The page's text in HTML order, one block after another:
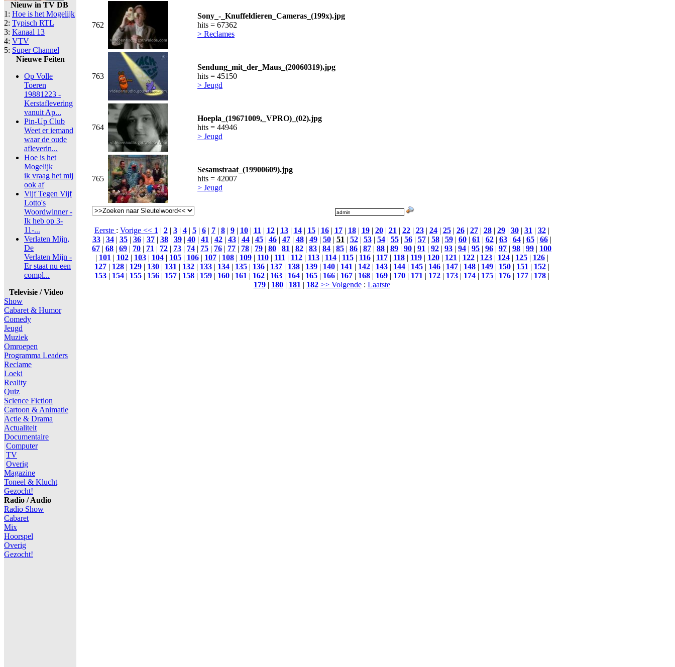
Nieuw in TV DB
1: Hoe is het Mogelijk
2: Typisch RTL
3: Kanaal 13
4: VTV
5: Super Channel
Nieuwe Feiten
Op Volle
Toeren
19881223 -
Kerstaflevering
vanuit Ap...
Pin-Up Club
Weet er iemand
waar de oude
afleverin...
Hoe is het
Mogelijk
ik vraag het mij
ook af
Vijf Tegen Vijf
Lotto's
Woordwinner -
Ik heb op 3-
11-...
Verlaten Mijn,
De
Verlaten Mijn -
Er staat nu een
compl...
Televisie / Video
Show
Cabaret & Humor
Comedy
Jeugd
Muziek
Omroepen
Programma Leaders
Reclame
Loeki
Reality
Quiz
Science Fiction
Cartoon & Animatie
Actie & Drama
Actualiteit
Documentaire
Computer
TV
Overig
Magazine
Toneel & Klucht
Gezocht!
Radio / Audio
Radio Show
Cabaret
Mix
Hoorspel
Overig
Gezocht!
762
Sony_-_Knuffeldieren_Cameras_(199x).jpg
hits = 67362
> Reclames
763
Sendung_mit_der_Maus_(20060319).jpg
hits = 45150
> Jeugd
764
Hoepla_(19671009,_VPRO)_(02).jpg
hits = 44946
> Jeugd
765
Sesamstraat_(19900609).jpg
hits = 42007
> Jeugd
Eerste : Vorige << 1| 2| 3| 4| 5| 6| 7| 8| 9| 10| 11| 12| 13| 14| 15| 16| 17| 18| 19| 20| 21| 22| 23| 24| 25| 26| 27| 28| 29| 30| 31| 32|
33| 34| 35| 36| 37| 38| 39| 40| 41| 42| 43| 44| 45| 46| 47| 48| 49| 50| 51| 52| 53| 54| 55| 56| 57| 58| 59| 60| 61| 62| 63| 64| 65| 66|
67 | 68 | 69 | 70 | 71 | 72 | 73 | 74 | 75 | 76 | 77 | 78 | 79 | 80 | 81 | 82 | 83 | 84 | 85 | 86 | 87 | 88 | 89 | 90 | 91 | 92 | 93 | 94 | 95 | 96 | 97 | 98 | 99 | 100
| 101| 102| 103| 104| 105| 106| 107| 108| 109| 110| 111| 112| 113| 114| 115| 116| 117| 118| 119| 120| 121| 122| 123| 124| 125| 126|
127| 128| 129| 130| 131| 132| 133| 134| 135| 136| 137| 138| 139| 140| 141| 142| 143| 144| 145| 146| 147| 148| 149| 150| 151| 152|
153| 154| 155| 156| 157| 158| 159| 160| 161| 162| 163| 164| 165| 166| 167| 168| 169| 170| 171| 172| 173| 174| 175| 176| 177| 178|
179| 180| 181| 182 >> Volgende: Laatste